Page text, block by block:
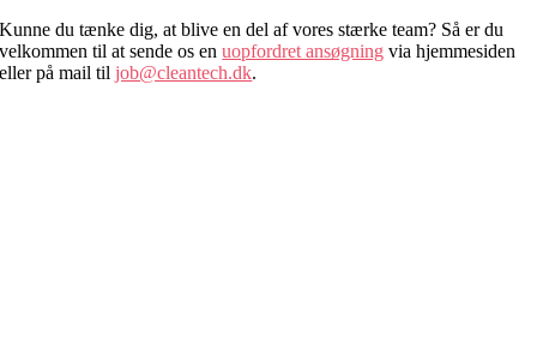
Kunne du tænke dig, at blive en del af vores stærke team? Så er du
velkommen til at sende os enuopfordret ansøgning via hjemmesiden
eller på mail tiljob@cleantech.dk.